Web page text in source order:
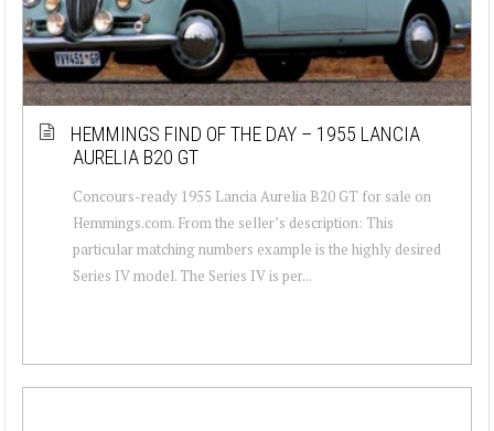
HEMMINGS FIND OF THE DAY – 1955 LANCIA
AURELIA B20 GT
Concours-ready 1955 Lancia Aurelia B20 GT for sale on
Hemmings.com. From the seller’s description: This
particular matching numbers example is the highly desired
Series IV model. The Series IV is per...